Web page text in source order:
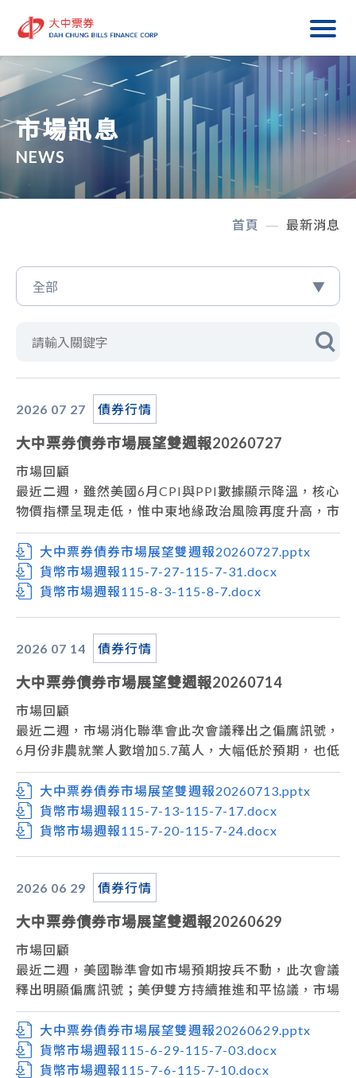
市場訊息
NEWS
首頁 最新消息
2026 07 27 債券行情
大中票券債券市場展望雙週報20260727
市場回顧
最近二週，雖然美國6月CPI與PPI數據顯示降溫，核心
物價指標呈現走低，惟中東地緣政治風險再度升高，市
場關心荷姆茲及海峽航行的風險，推升能源價格走高，
美債殖利率來到近期區間高檔，上週五美債10年券收
在4.6771%。
台債市場，上週台債市場殖利率走勢上揚，20年長債
場意料之外，亦影響到指標債10年期公債殖利率反應
拉高。上週五台債10年券收在1.93%。
從利率走勢看，美債雖有回跌空間，但仍受到地緣政治
風險及通膨的議題干擾，伊朗戰事外溢紅海，胡塞襲擊
沙國石油設施，油價上漲的潛在變動因素還在，短線趨
勢仍暫以偏向區間震盪視之。
本週關注經濟數據重點為，美國將公布美國密西根大學
消費者信心指數估值為54%前值為54.4%；芝加哥採購
經理人指數估值為56%前值為56.7%。
操作方面，美國公債利率預估有機會回跌修正，持續關
利率料將呈現偏空高檔震盪格局，操作暫以觀望為主。
大中票券債券市場展望雙週報20260727.pptx
貨幣市場週報115-7-27-115-7-31.docx
貨幣市場週報115-8-3-115-8-7.docx
2026 07 14 債券行情
大中票券債券市場展望雙週報20260714
市場回顧
最近二週，市場消化聯準會此次會議釋出之偏鷹訊號，
6月份非農就業人數增加5.7萬人，大幅低於預期，也低
於前值，勞動力市場降溫，6月服務業數據則大致符合
預期。但隨著中東局勢升溫，油價推升，美債殖利率走
勢上揚，上週五美債10年券收在4.5612%。
台債市場，上週台債市場交投持續冷清，追價買盤意願
近後轉為低檔盤整。惟近期面臨國際油價飆升與美債殖
利率上揚雙重變數夾擊，買盤多退居觀望，導致流動性
市場展望
從利率走勢看，美債10年期利率呈現高檔震盪整理，
美伊衝突推動油價上漲，聯準會理事鷹派言論使得7月
升息可能性接近五五波，預估走勢維持區間高檔震盪。
美國將公布6月CPI及PPI數據，以及密西根大學消費者
信心指數，並關注聯準會主席華許首次貨幣政策聽證
會，美債操作暫持觀望態度。台債市場，目前公債殖利
率料將呈現高檔整理格局，操作暫以觀望為主。
大中票券債券市場展望雙週報20260713.pptx
貨幣市場週報115-7-13-115-7-17.docx
貨幣市場週報115-7-20-115-7-24.docx
2026 06 29 債券行情
大中票券債券市場展望雙週報20260629
市場回顧
最近二週，美國聯準會如市場預期按兵不動，此次會議
釋出明顯偏鷹訊號；美伊雙方持續推進和平協議，市場
對荷姆茲海峽石油供應中斷風險擔憂持續降溫，油價也
有大幅度的回落，美債殖利率走勢呈現先升後回跌，上
週五美債10年券收在4.386%。
台債市場，央行如市場預期利率連九凍，並維持現行信
大中票券債券市場展望雙週報20260629.pptx
貨幣市場週報115-6-29-115-7-03.docx
貨幣市場週報115-7-6-115-7-10.docx